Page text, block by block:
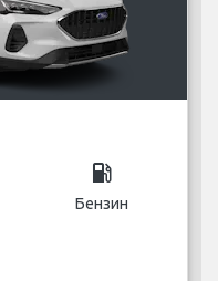
local_gas_station
Бензин